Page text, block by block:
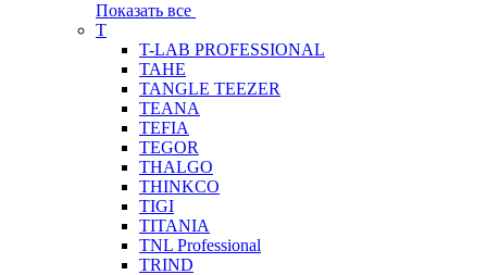
Показать все
T
T-LAB PROFESSIONAL
TAHE
TANGLE TEEZER
TEANA
TEFIA
TEGOR
THALGO
THINKCO
TIGI
TITANIA
TNL Professional
TRIND